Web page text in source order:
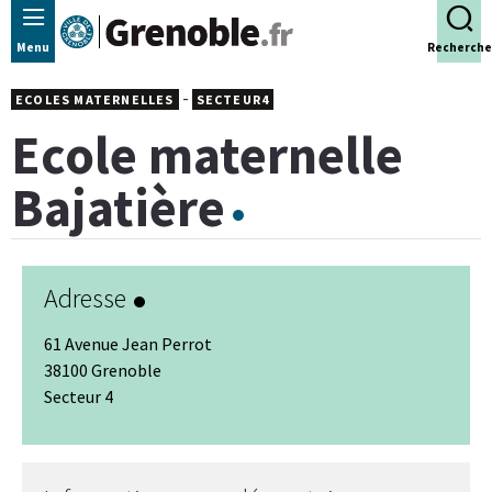
Panneau de gestion des cookies
Menu Recherche
Ecole maternelle
Bajatière
ECOLES MATERNELLES - SECTEUR4
Adresse
61 Avenue Jean Perrot
38100 Grenoble
Secteur 4